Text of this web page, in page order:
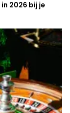
2026 bij je